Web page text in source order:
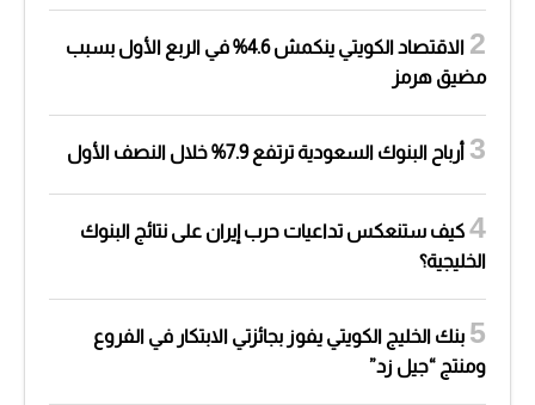
الاقتصاد الكويتي ينكمش 4.6% في الربع الأول بسبب
مضيق هرمز
أرباح البنوك السعودية ترتفع 7.9% خلال النصف الأول
كيف ستنعكس تداعيات حرب إيران على نتائج البنوك
الخليجية؟
بنك الخليج الكويتي يفوز بجائزتي الابتكار في الفروع
ومنتج “جيل زد”